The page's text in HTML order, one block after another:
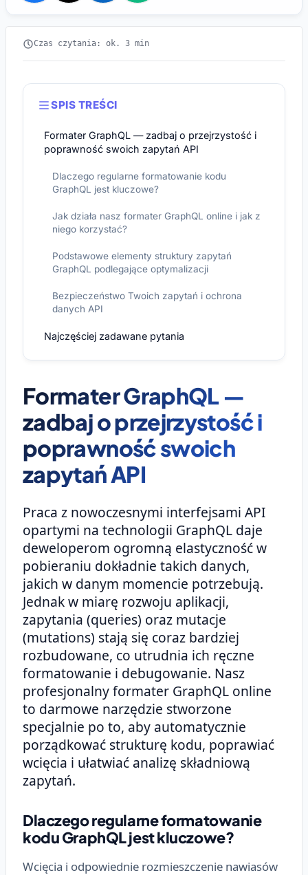
Czas czytania: ok. 3 min
SPIS TREŚCI
Formater GraphQL — zadbaj o przejrzystość i
poprawność swoich zapytań API
Dlaczego regularne formatowanie kodu
GraphQL jest kluczowe?
Jak działa nasz formater GraphQL online i jak z
niego korzystać?
Podstawowe elementy struktury zapytań
GraphQL podlegające optymalizacji
Bezpieczeństwo Twoich zapytań i ochrona
danych API
Najczęściej zadawane pytania
Formater GraphQL —
zadbaj o przejrzystość i
poprawność swoich
zapytań API
Praca z nowoczesnymi interfejsami API
opartymi na technologii GraphQL daje
deweloperom ogromną elastyczność w
pobieraniu dokładnie takich danych,
jakich w danym momencie potrzebują.
Jednak w miarę rozwoju aplikacji,
zapytania (queries) oraz mutacje
(mutations) stają się coraz bardziej
rozbudowane, co utrudnia ich ręczne
formatowanie i debugowanie. Nasz
profesjonalny formater GraphQL online
to darmowe narzędzie stworzone
specjalnie po to, aby automatycznie
porządkować strukturę kodu, poprawiać
wcięcia i ułatwiać analizę składniową
zapytań.
Dlaczego regularne formatowanie
kodu GraphQL jest kluczowe?
Wcięcia i odpowiednie rozmieszczenie nawiasów